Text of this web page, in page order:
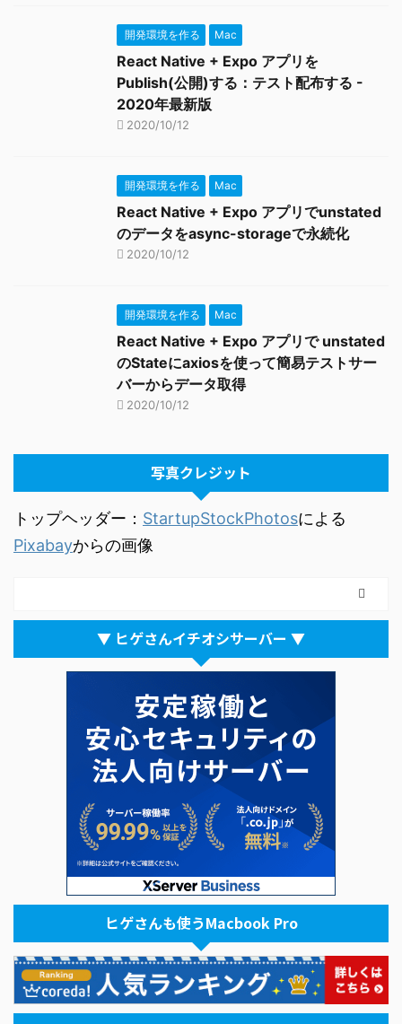
開発環境を作る Mac
React Native + Expo アプリを
Publish(公開)する：テスト配布する -
2020年最新版
2020/10/12
開発環境を作る Mac
React Native + Expo アプリでunstated
のデータをasync-storageで永続化
2020/10/12
開発環境を作る Mac
React Native + Expo アプリで unstated
のStateにaxiosを使って簡易テストサー
バーからデータ取得
2020/10/12
写真クレジット
トップヘッダー： StartupStockPhotosによる
Pixabayからの画像
▼ ヒゲさんイチオシサーバー ▼
ヒゲさんも使うMacbook Pro